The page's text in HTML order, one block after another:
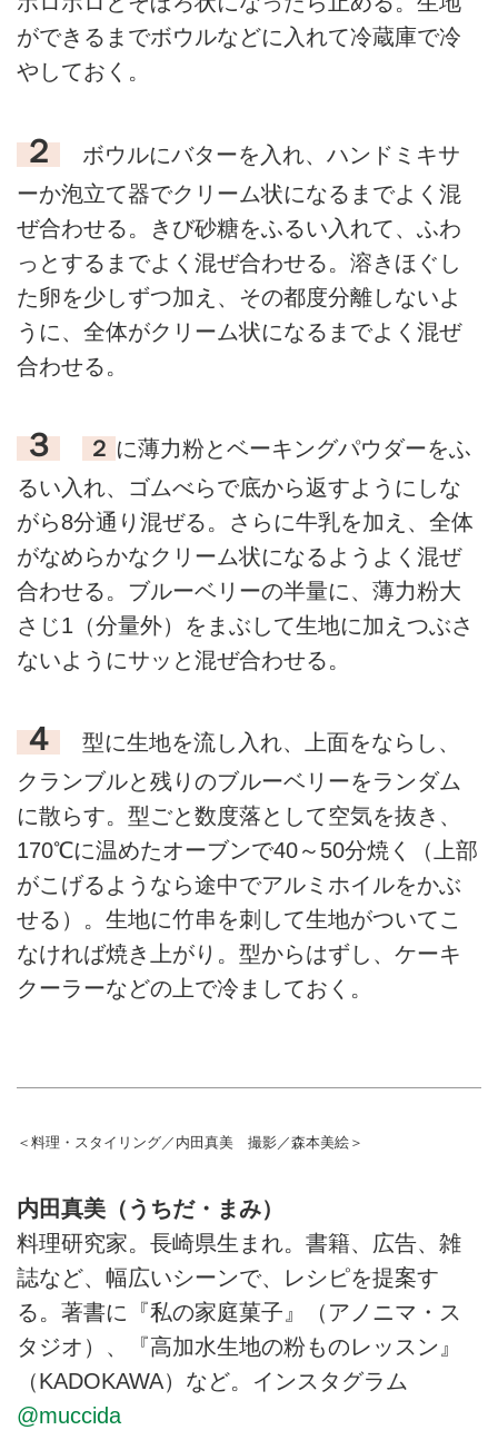
ができるまでボウルなどに入れて冷蔵庫で冷
やしておく。
２
ボウルにバターを入れ、ハンドミキサ
ーか泡立て器でクリーム状になるまでよく混
ぜ合わせる。きび砂糖をふるい入れて、ふわ
っとするまでよく混ぜ合わせる。溶きほぐし
た卵を少しずつ加え、その都度分離しないよ
うに、全体がクリーム状になるまでよく混ぜ
合わせる。
３ ２ に薄力粉とベーキングパウダーをふ
るい入れ、ゴムべらで底から返すようにしな
がら8分通り混ぜる。さらに牛乳を加え、全体
がなめらかなクリーム状になるようよく混ぜ
合わせる。ブルーベリーの半量に、薄力粉大
さじ1（分量外）をまぶして生地に加えつぶさ
ないようにサッと混ぜ合わせる。
４
型に生地を流し入れ、上面をならし、
クランブルと残りのブルーベリーをランダム
に散らす。型ごと数度落として空気を抜き、
170℃に温めたオーブンで40～50分焼く（上部
がこげるようなら途中でアルミホイルをかぶ
せる）。生地に竹串を刺して生地がついてこ
なければ焼き上がり。型からはずし、ケーキ
クーラーなどの上で冷ましておく。
＜料理・スタイリング／内田真美 撮影／森本美絵＞
内田真美（うちだ・まみ）
料理研究家。長崎県生まれ。書籍、広告、雑
誌など、幅広いシーンで、レシピを提案す
る。著書に『私の家庭菓子』（アノニマ・ス
タジオ）、『高加水生地の粉ものレッスン』
（KADOKAWA）など。インスタグラム
@muccida